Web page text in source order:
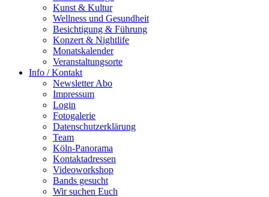
Kunst & Kultur
Wellness und Gesundheit
Besichtigung & Führung
Konzert & Nightlife
Monatskalender
Veranstaltungsorte
Info / Kontakt
Newsletter Abo
Impressum
Login
Fotogalerie
Datenschutzerklärung
Team
Köln-Panorama
Kontaktadressen
Videoworkshop
Bands gesucht
Wir suchen Euch